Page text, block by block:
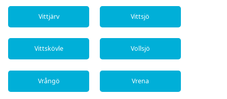
Vittjärv Vittsjö
Vittskövle Vollsjö
Vrångö Vrena